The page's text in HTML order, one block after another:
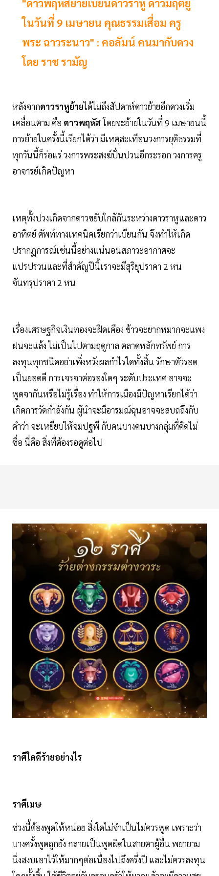
"ดาวพฤหัสย้ายเบียนดาวราหู ดาวมฤตยู
ในวันที่ 9 เมษายน คุณธรรมเสื่อม ครู
พระ ฉาวระนาว" : คอลัมน์ คนมากับดวง
โดย ราช รามัญ
หลังจากดาวราหูย้ายได้ไม่ถึงสัปดาห์ดาวย้ายอีกดวงเริ่ม
เคลื่อนตาม คือ ดาวพฤหัสโดยจะย้ายในวันที่ 9 เมษายนนี้
การย้ายในครั้งนี้เรียกได้ว่า มีเหตุสะเทือนวงการยุติธรรมที่
ทุกวันนี้ก็ร่อแร่ วงการพระสงฆ์ปั่นปวนอีกระรอก วงการครู
อาจารย์เกิดปัญหา
เหตุทั้งปวงเกิดจากดาวขยับใกล้กันระหว่างดาวราหูและดาว
อาทิตย์ ศัพท์ทางเทคนิคเรียกว่าเบียนกัน จึงทำให้เกิด
ปรากฏการณ์เช่นนี้อย่างแน่นอนสภาวะอากาศจะ
แปรปรวนและที่สำคัญปีนี้เราจะมีสุริยุปราคา 2 หน
จันทรุปราคา 2 หน
เรื่องเศรษฐกิจเงินทองจะฝืดเคือง ข้าวจะยากหมากจะแพง
ฝนจะแล้ง ไม่เป็นไปตามฤดูกาล ตลาดหลักทรัพย์ การ
ลงทุนทุกชนิดอย่าเพิ่งหวังผลกำไรใดทั้งสิ้น รักษาตัวรอด
เป็นยอดดี การเจรจาต่อรองใดๆ ระดับประเทศ อาจจะ
พูดจากันหรือไม่รู้เรื่อง ทำให้การเมืองมีปัญหาเรียกได้ว่า
เกิดการวัดกำลังกัน ผู้นำจะมีอารมณ์ฉุนอาจจะสบถถึงกับ
คำว่า จะเหยียบให้จมปฐพี กับคนบางคนบางกลุ่มที่คิดไม่
ซื่อ นี่คือ สิ่งที่ต้องรอดูต่อไป
ราศีใดดีร้ายอย่างไร
ราศีเมษ
ช่วงนี้ต้องพูดให้หน่อย สิ่งใดไม่จำเป็นไม่ควรพูด เพราะว่า
บางครั้งพูดถูกยัง กลายเป็นพูดผิดในสายตาผู้อื่น พยายาม
นิ่งสงบเอาไว้ให้มากๆต่อเนื่องไปถึงครึ่งปี และไม่ควรลงทุน